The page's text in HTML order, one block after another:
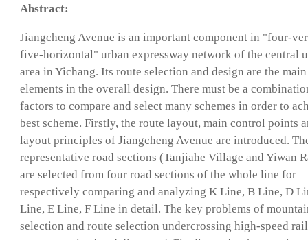
Abstract:
Jiangcheng Avenue is an important component in "four-
five-horizontal" urban expressway network of the central
area in Yichang. Its route selection and design are the
elements in the overall design. There must be a
factors to compare and select many schemes in order to
best scheme. Firstly, the route layout, main control points
layout principles of Jiangcheng Avenue are introduced.
representative road sections (Tanjiahe Village and Yiwan
are selected from four road sections of the whole line for
respectively comparing and analyzing K Line, B Line, D
Line, E Line, F Line in detail. The key problems of
selection and route selection undercrossing high-speed